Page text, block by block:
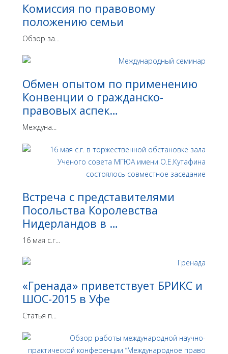
Комиссия по правовому
положению семьи
Обзор за...
Обмен опытом по применению
Конвенции о гражданско-
правовых аспек…
Междуна...
Встреча с представителями
Посольства Королевства
Нидерландов в …
16 мая с.г...
«Гренада» приветствует БРИКС и
ШОС-2015 в Уфе
Статья п...